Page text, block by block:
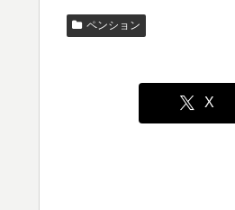
ペンション
X